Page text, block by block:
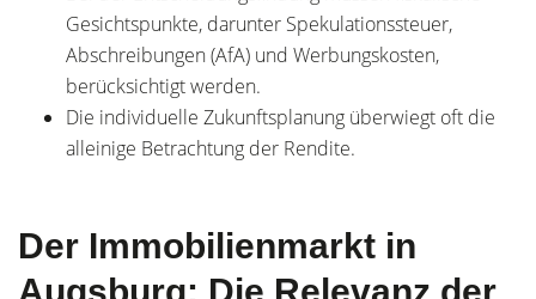
Gesichtspunkte, darunter Spekulationssteuer,
Abschreibungen (AfA) und Werbungskosten,
berücksichtigt werden.
Die individuelle Zukunftsplanung überwiegt oft die
alleinige Betrachtung der Rendite.
Der Immobilienmarkt in